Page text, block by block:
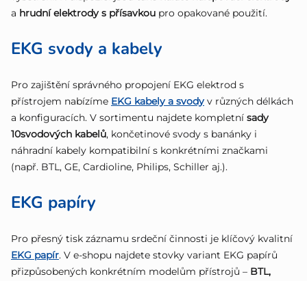
a hrudní elektrody s přísavkou pro opakované použití.
EKG svody a kabely
Pro zajištění správného propojení EKG elektrod s
přístrojem nabízíme EKG kabely a svodyv různých délkách
a konfiguracích. V sortimentu najdete kompletní sady
10svodových kabelů, končetinové svody s banánky i
náhradní kabely kompatibilní s konkrétními značkami
(např. BTL, GE, Cardioline, Philips, Schiller aj.).
EKG papíry
Pro přesný tisk záznamu srdeční činnosti je klíčový kvalitní
EKG papír. V e-shopu najdete stovky variant EKG papírů
přizpůsobených konkrétním modelům přístrojů – BTL,